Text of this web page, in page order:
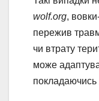
wolf.org,
пережив
чи втрату
може